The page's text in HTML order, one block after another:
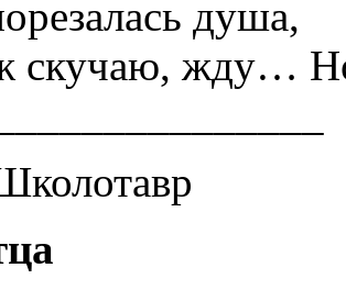
душа,
скучаю, жду…